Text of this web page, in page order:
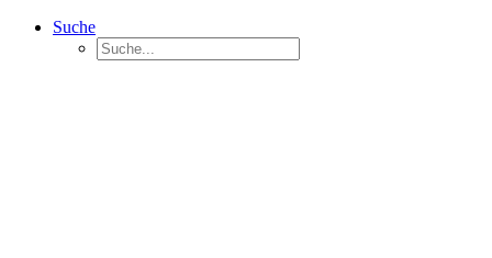
Suche